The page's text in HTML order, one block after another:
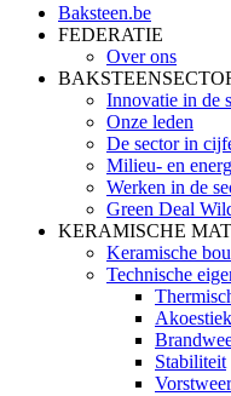
Baksteen.be
FEDERATIE
Over ons
Innovatie in de
Onze leden
De sector in
Milieu- en
Werken in de
Green Deal
KERAMISCHE
Keramische
Technische
Akoestiek
Stabiliteit